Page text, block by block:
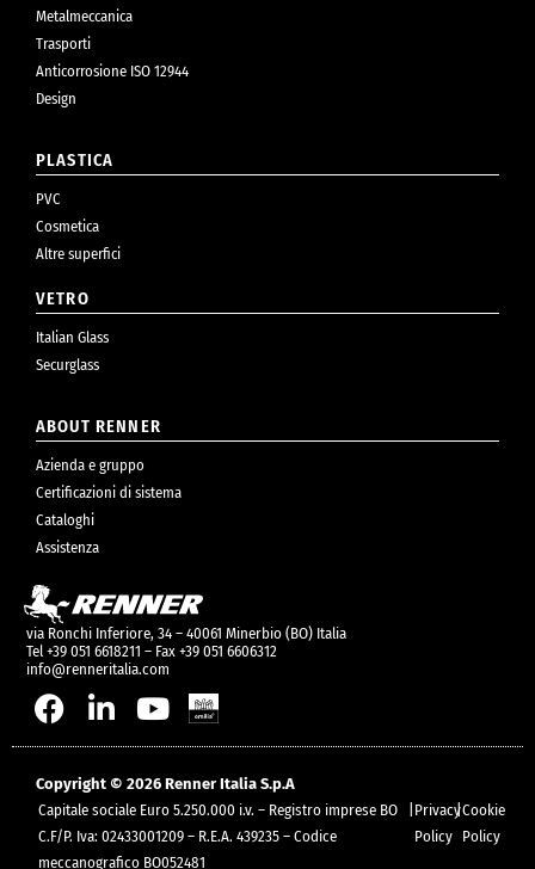
Metalmeccanica
Trasporti
Anticorrosione ISO 12944
Design
PLASTICA
PVC
Cosmetica
Altre superfici
VETRO
Italian Glass
Securglass
ABOUT RENNER
Azienda e gruppo
Certificazioni di sistema
Cataloghi
Assistenza
via Ronchi Inferiore, 34 – 40061 Minerbio (BO) Italia
Tel +39 051 6618211 – Fax +39 051 6606312
info@renneritalia.com
Copyright © 2026 Renner Italia S.p.A
Capitale sociale Euro 5.250.000 i.v. – Registro imprese BO
C.F/P. Iva: 02433001209 – R.E.A. 439235 – Codice
meccanografico BO052481
|Privacy
Policy
|Cookie
Policy